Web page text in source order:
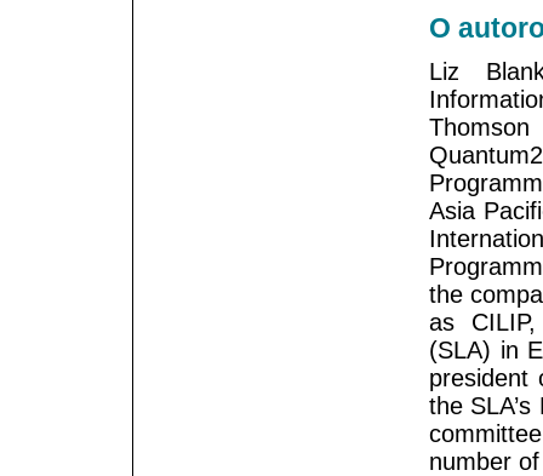
O
Liz
Asia
the
as
(SLA) in
president
the
number